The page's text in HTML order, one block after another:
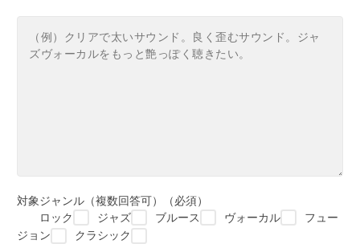
対象ジャンル（複数回答可）（必須）
ロック
ジャズ ブルース ヴォーカル
フュー
ジョン
クラシック